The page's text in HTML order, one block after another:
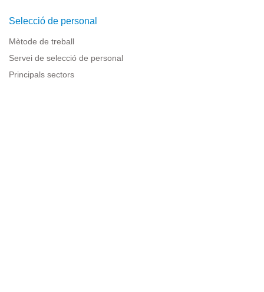
Selecció de personal
Mètode de treball
Servei de selecció de personal
Principals sectors